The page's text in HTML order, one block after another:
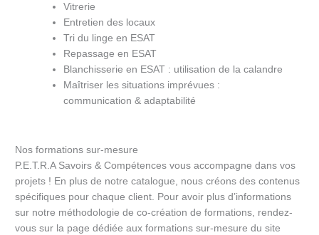
Vitrerie
Entretien des locaux
Tri du linge en ESAT
Repassage en ESAT
Blanchisserie en ESAT : utilisation de la calandre
Maîtriser les situations imprévues :
communication & adaptabilité
Nos formations sur-mesure
P.E.T.R.A Savoirs & Compétences vous accompagne dans vos
projets ! En plus de notre catalogue, nous créons des contenus
spécifiques pour chaque client. Pour avoir plus d’informations
sur notre méthodologie de co-création de formations, rendez-
vous sur la page dédiée aux formations sur-mesure du site